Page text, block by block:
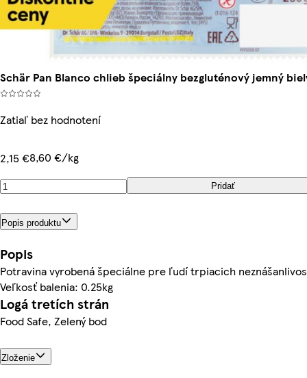
Schär Pan Blanco chlieb špeciálny bezgluténový jemný
Zatiaľ bez hodnotení
2,15 €8,60 €/kg
Pridať
Popis produktu
Popis
Potravina vyrobená špeciálne pre ľudí trpiacich
Veľkosť balenia: 0.25kg
Logá tretích strán
Food Safe, Zelený bod
Zloženie